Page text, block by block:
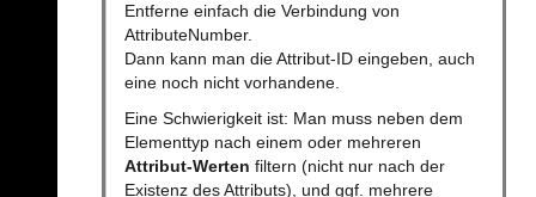
Entferne einfach die Verbindung von
AttributeNumber.
Dann kann man die Attribut-ID eingeben, auch
eine noch nicht vorhandene.
Eine Schwierigkeit ist: Man muss neben dem
Elementtyp nach einem oder mehreren
Attribut-Werten filtern (nicht nur nach der
Existenz des Attributs), und ggf. mehrere